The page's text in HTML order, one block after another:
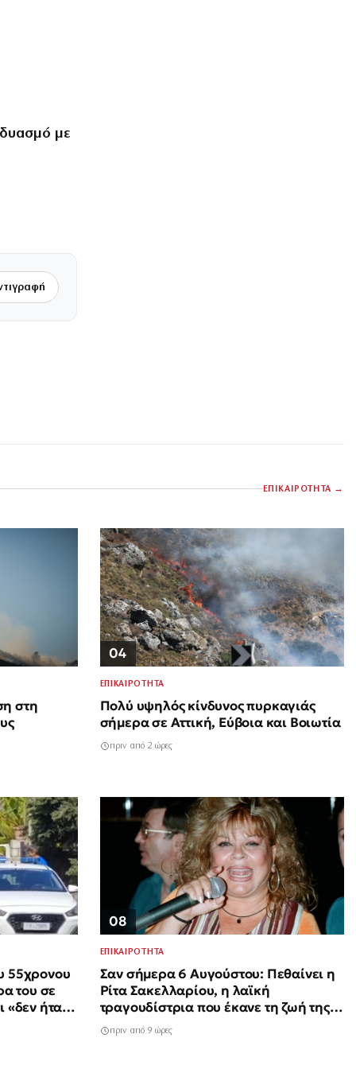
με
ΕΠΙΚΑΙΡΟΤΗΤΑ
στη
04
ΕΠΙΚΑΙΡΟΤΗΤΑ
Πολύ υψηλός κίνδυνος πυρκαγιάς
σήμερα σε Αττική, Εύβοια και Βοιωτία
πριν από 2 ώρες
55χρονου
του σε
«δεν ήταν
08
ΕΠΙΚΑΙΡΟΤΗΤΑ
Σαν σήμερα 6 Αυγούστου: Πεθαίνει η
Ρίτα Σακελλαρίου, η λαϊκή
τραγουδίστρια που έκανε τη ζωή της
τραγούδι
πριν από 9 ώρες